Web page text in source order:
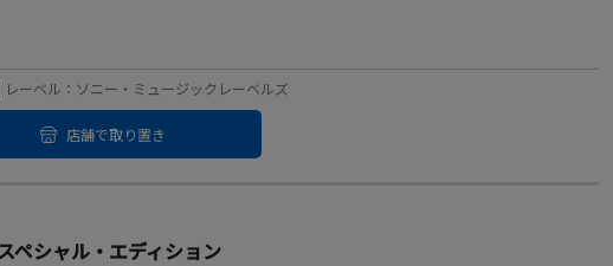
ーベル：ソニー・ミュージックレーベルズ
店舗で取り置き
ペシャル・エディション